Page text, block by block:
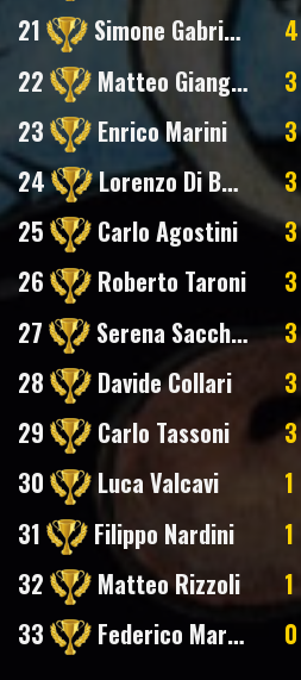
21
Simone Gabriotti 4
22
Matteo Giangolini 3
23
Enrico Marini 3
24
Lorenzo Di Bartolomeo 3
25
Carlo Agostini 3
26
Roberto Taroni 3
27
Serena Sacchetti 3
28
Davide Collari 3
29
Carlo Tassoni 3
30
Luca Valcavi 1
31
Filippo Nardini 1
32
Matteo Rizzoli 1
33
Federico Marchi 0